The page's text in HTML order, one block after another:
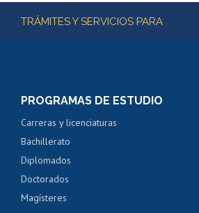
Más información
TRÁMITES Y SERVICIOS PARA
PROGRAMAS DE ESTUDIO
Carreras y licenciaturas
Bachillerato
Diplomados
Doctorados
Magísteres